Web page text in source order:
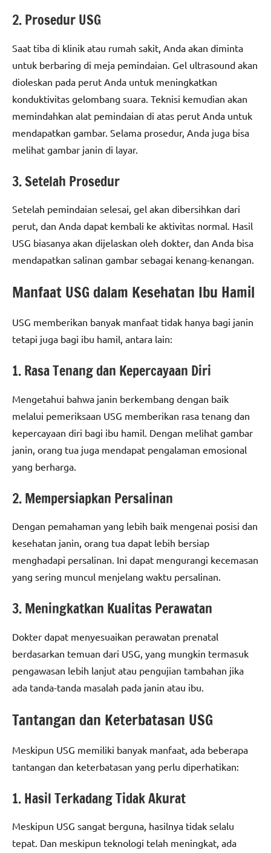
2. Prosedur USG
Saat tiba di klinik atau rumah sakit, Anda akan diminta
untuk berbaring di meja pemindaian. Gel ultrasound akan
dioleskan pada perut Anda untuk meningkatkan
konduktivitas gelombang suara. Teknisi kemudian akan
memindahkan alat pemindaian di atas perut Anda untuk
mendapatkan gambar. Selama prosedur, Anda juga bisa
melihat gambar janin di layar.
3. Setelah Prosedur
Setelah pemindaian selesai, gel akan dibersihkan dari
perut, dan Anda dapat kembali ke aktivitas normal. Hasil
USG biasanya akan dijelaskan oleh dokter, dan Anda bisa
mendapatkan salinan gambar sebagai kenang-kenangan.
Manfaat USG dalam Kesehatan Ibu Hamil
USG memberikan banyak manfaat tidak hanya bagi janin
tetapi juga bagi ibu hamil, antara lain:
1. Rasa Tenang dan Kepercayaan Diri
Mengetahui bahwa janin berkembang dengan baik
melalui pemeriksaan USG memberikan rasa tenang dan
kepercayaan diri bagi ibu hamil. Dengan melihat gambar
janin, orang tua juga mendapat pengalaman emosional
yang berharga.
2. Mempersiapkan Persalinan
Dengan pemahaman yang lebih baik mengenai posisi dan
kesehatan janin, orang tua dapat lebih bersiap
menghadapi persalinan. Ini dapat mengurangi kecemasan
yang sering muncul menjelang waktu persalinan.
3. Meningkatkan Kualitas Perawatan
Dokter dapat menyesuaikan perawatan prenatal
berdasarkan temuan dari USG, yang mungkin termasuk
pengawasan lebih lanjut atau pengujian tambahan jika
ada tanda-tanda masalah pada janin atau ibu.
Tantangan dan Keterbatasan USG
Meskipun USG memiliki banyak manfaat, ada beberapa
tantangan dan keterbatasan yang perlu diperhatikan:
1. Hasil Terkadang Tidak Akurat
Meskipun USG sangat berguna, hasilnya tidak selalu
tepat. Dan meskipun teknologi telah meningkat, ada